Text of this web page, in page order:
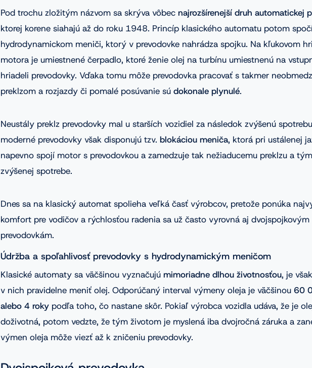
Pod trochu zložitým názvom sa skrýva vôbec najrozšírenejší druh automatickej
ktorej korene siahajú až do roku 1948. Princíp klasického automatu potom
hydrodynamickom meniči, ktorý v prevodovke nahrádza spojku. Na kľukovom
motora je umiestnené čerpadlo, ktoré ženie olej na turbínu umiestnenú na
hriadeli prevodovky. Vďaka tomu môže prevodovka pracovať s takmer
preklzom a rozjazdy či pomalé posúvanie sú dokonale plynulé.
Neustály preklz prevodovky mal u starších vozidiel za následok zvýšenú
moderné prevodovky však disponujú tzv. blokáciou meniča, ktorá pri ustálenej
napevno spojí motor s prevodovkou a zamedzuje tak nežiaducemu preklzu a
zvýšenej spotrebe.
Dnes sa na klasický automat spolieha veľká časť výrobcov, pretože ponúka
komfort pre vodičov a rýchlosťou radenia sa už často vyrovná aj dvojspojkovým
prevodovkám.
Údržba a spoľahlivosť prevodovky s hydrodynamickým meničom
Klasické automaty sa väčšinou vyznačujú mimoriadne dlhou životnosťou, je
v nich pravidelne meniť olej. Odporúčaný interval výmeny oleja je väčšinou 60
alebo 4 roky podľa toho, čo nastane skôr. Pokiaľ výrobca vozidla udáva, že je
doživotná, potom vedzte, že tým životom je myslená iba dvojročná záruka a
výmen oleja môže viezť až k zničeniu prevodovky.